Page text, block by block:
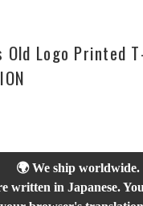
Old Logo Printed
🌍 We ship worldwide.
written in Japanese.